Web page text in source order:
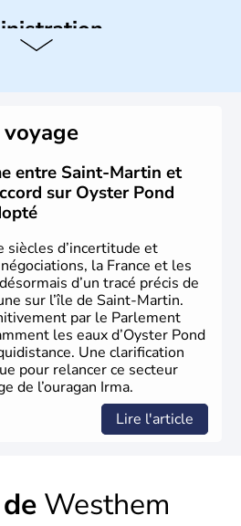
européenne. Le pays est
Alexander.depuis le 30
entre Saint-Martin et
sur Oyster Pond
siècles d’incertitude et
la France et les
d’un tracé précis de
sur l’île de Saint-Martin.
par le Parlement
les eaux d’Oyster Pond
Une clarification
pour relancer ce secteur
de l’ouragan Irma.
Lire l'article
Westhem